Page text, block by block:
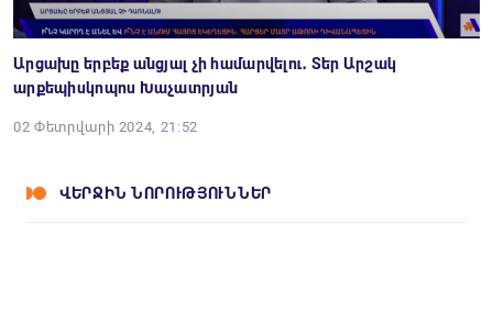
Արցախը երբեք անցյալ չի համարվելու․ Տեր Արշակ
արքեպիսկոպոս Խաչատրյան
02 Փետրվարի 2024, 21:52
ՎԵՐՋԻՆ ՆՈՐՈՒԹՅՈՒՆՆԵՐ